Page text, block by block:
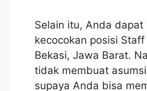
Selain itu, Anda
kecocokan posisi
Bekasi, Jawa Barat.
tidak membuat
supaya Anda bisa